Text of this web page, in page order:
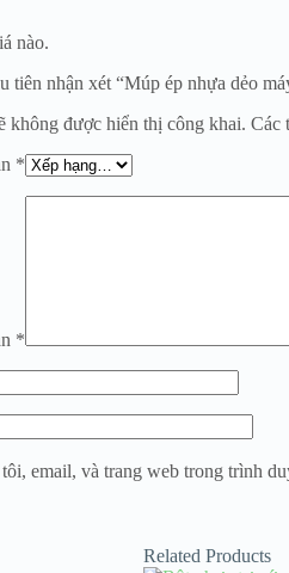
nào.
tiên nhận xét “Múp ép nhựa dẻo
không được hiển thị công khai. Các
*
*
email, và trang web trong trình
Related Products